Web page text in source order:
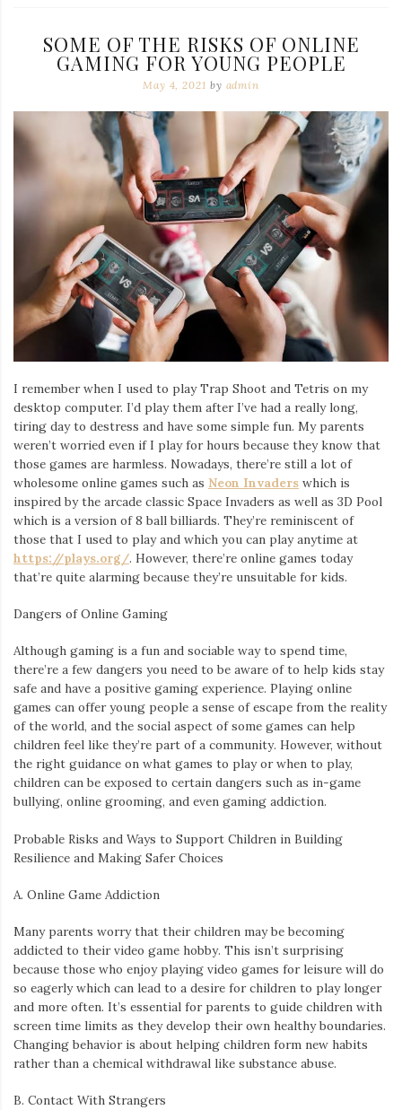
SOME OF THE RISKS OF ONLINE
GAMING FOR YOUNG PEOPLE
May 4, 2021 by admin
I remember when I used to play Trap Shoot and Tetris on my
desktop computer. I’d play them after I’ve had a really long,
tiring day to destress and have some simple fun. My parents
weren’t worried even if I play for hours because they know that
those games are harmless. Nowadays, there’re still a lot of
wholesome online games such as Neon Invaders which is
inspired by the arcade classic Space Invaders as well as 3D Pool
which is a version of 8 ball billiards. They’re reminiscent of
those that I used to play and which you can play anytime at
https://plays.org/. However, there’re online games today
that’re quite alarming because they’re unsuitable for kids.
Dangers of Online Gaming
Although gaming is a fun and sociable way to spend time,
there’re a few dangers you need to be aware of to help kids stay
safe and have a positive gaming experience. Playing online
games can offer young people a sense of escape from the reality
of the world, and the social aspect of some games can help
children feel like they’re part of a community. However, without
the right guidance on what games to play or when to play,
children can be exposed to certain dangers such as in-game
bullying, online grooming, and even gaming addiction.
Probable Risks and Ways to Support Children in Building
Resilience and Making Safer Choices
A. Online Game Addiction
Many parents worry that their children may be becoming
addicted to their video game hobby. This isn’t surprising
because those who enjoy playing video games for leisure will do
so eagerly which can lead to a desire for children to play longer
and more often. It’s essential for parents to guide children with
screen time limits as they develop their own healthy boundaries.
Changing behavior is about helping children form new habits
rather than a chemical withdrawal like substance abuse.
B. Contact With Strangers